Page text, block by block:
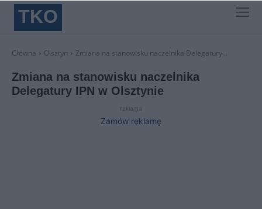
TKO
Główna Olsztyn Zmiana na stanowisku naczelnika Delegatury...
Zmiana na stanowisku naczelnika
Delegatury IPN w Olsztynie
reklama
Zamów reklamę